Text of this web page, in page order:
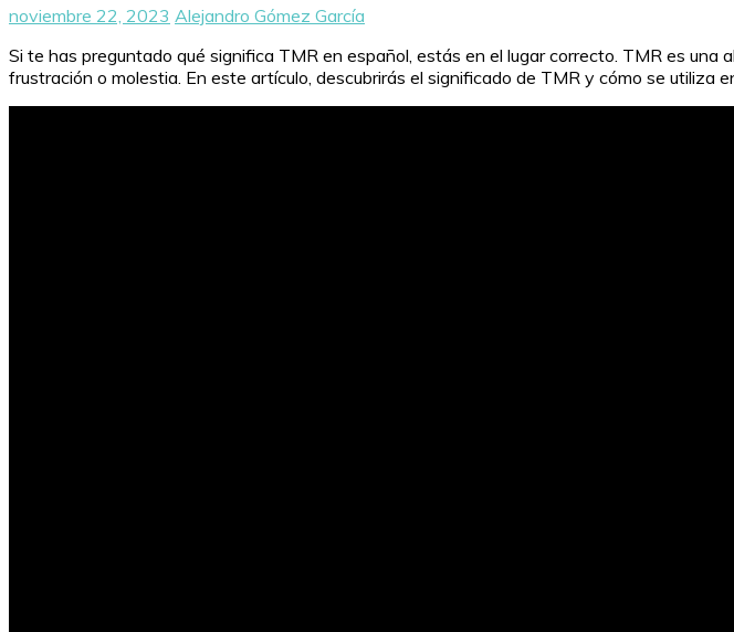
noviembre 22, 2023 Alejandro Gómez García
Si te has preguntado qué significa TMR en español, estás en el lugar correcto. TMR es
frustración o molestia. En este artículo, descubrirás el significado de TMR y cómo se utiliza